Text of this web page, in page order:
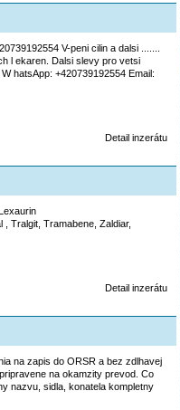
V-peni cilin a dalsi .......
l ekaren. Dalsi slevy pro vetsi
hatsApp: +420739192554 Email:
Detail inzerátu
, Tralgit, Tramabene, Zaldiar,
Detail inzerátu
na zapis do ORSR a bez zdlhavej
na okamzity prevod. Co
nazvu, sidla, konatela kompletny